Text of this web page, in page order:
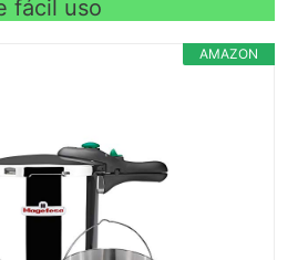
fácil uso
AMAZON